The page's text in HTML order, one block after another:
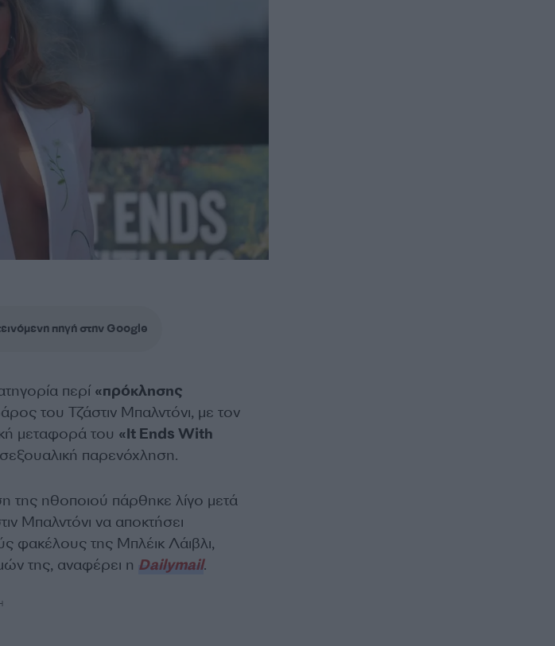
πηγή στην Google
περί «πρόκλησης
του Τζάστιν Μπαλντόνι, με τον
μεταφορά του «It Ends With
σεξουαλική παρενόχληση.
της ηθοποιού πάρθηκε λίγο μετά
Μπαλντόνι να αποκτήσει
φακέλους της Μπλέικ Λάιβλι,
της, αναφέρει η Dailymail.